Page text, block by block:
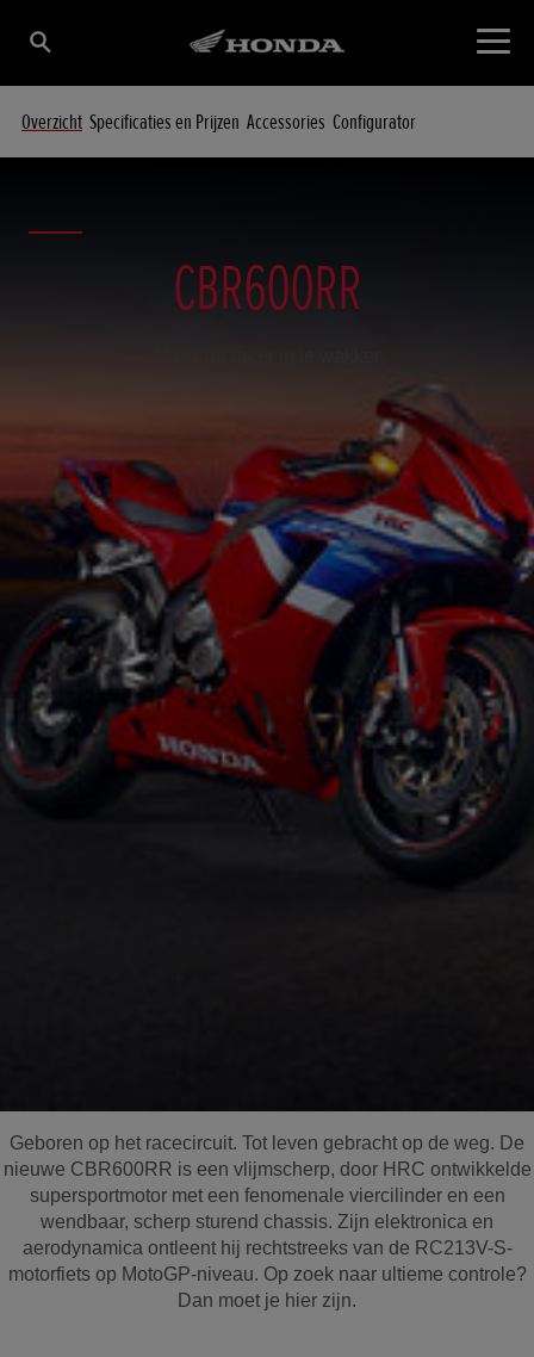
Overzicht Specificaties en Prijzen Accessories Configurator
CBR600RR
Geboren op het racecircuit. Tot leven gebracht op de weg. De
nieuwe CBR600RR is een vlijmscherp, door HRC ontwikkelde
supersportmotor met een fenomenale viercilinder en een
wendbaar, scherp sturend chassis. Zijn elektronica en
aerodynamica ontleent hij rechtstreeks van de RC213V-S-
motorfiets op MotoGP-niveau. Op zoek naar ultieme controle?
Dan moet je hier zijn.